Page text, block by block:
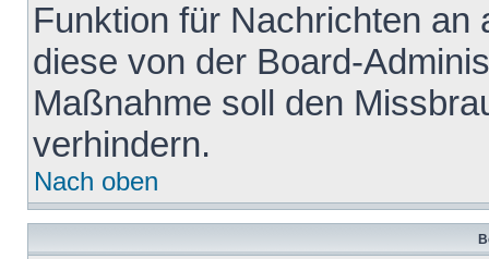
Funktion für Nachrichten
diese von der Board-
Maßnahme soll den
verhindern.
Nach oben